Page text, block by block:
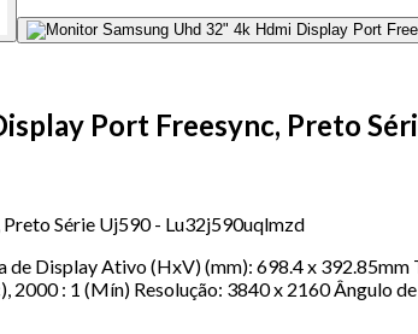
Port Freesync, Preto
Série Uj590 - Lu32j590uqlmzd
de Display Ativo (HxV) (mm): 698.4 x
: 1 (Mín) Resolução: 3840 x 2160 Ângulo